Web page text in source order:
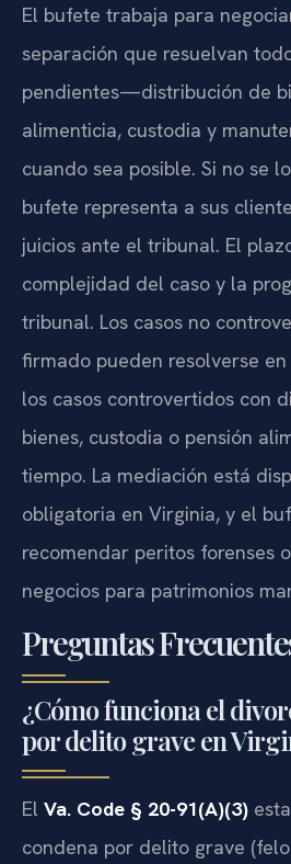
El bufete trabaja para
separación que resuelvan
pendientes—distribución de
alimenticia, custodia y
cuando sea posible. Si no se
bufete representa a sus
juicios ante el tribunal. El
complejidad del caso y la
tribunal. Los casos no
firmado pueden resolverse
los casos controvertidos con
bienes, custodia o pensión
tiempo. La mediación está
obligatoria en Virginia, y el
recomendar peritos forenses
negocios para patrimonios
Preguntas
¿Cómo funciona el
por delito grave en
El Va. Code § 20-91(A)(3)
condena por delito grave